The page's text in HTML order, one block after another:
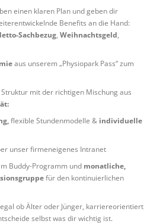
einen klaren Plan und geben dir
Benefits an die Hand:
Sachbezug, Weihnachtsgeld,
aus unserem „Physiopark Pass“ zum
mit der richtigen Mischung aus
flexible Stundenmodelle & individuelle
unser firmeneigenes Intranet
Buddy-Programm und monatliche,
für den kontinuierlichen
ob Älter oder Jünger, karriereorientiert
selbst was dir wichtig ist.